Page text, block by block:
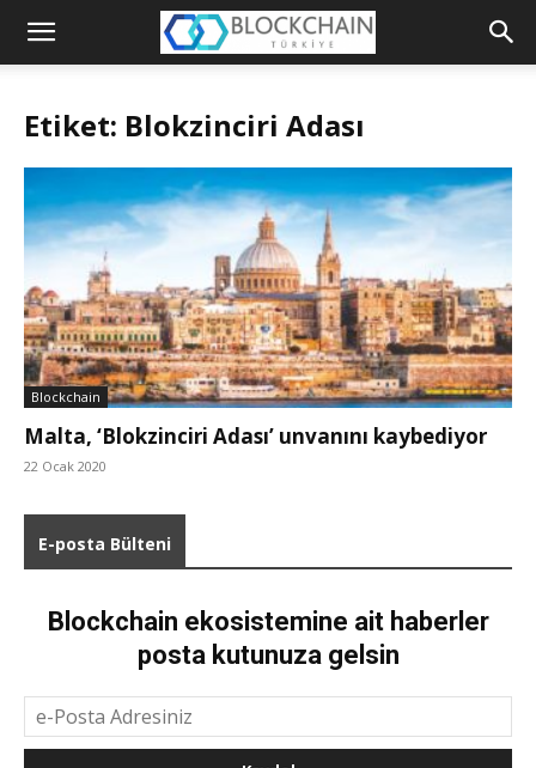
Blockchain
Etiket: Blokzinciri Adası
Blockchain
Malta, ‘Blokzinciri Adası’ unvanını kaybediyor
22 Ocak 2020
E-posta Bülteni
Blockchain ekosistemine ait haberler
posta kutunuza gelsin